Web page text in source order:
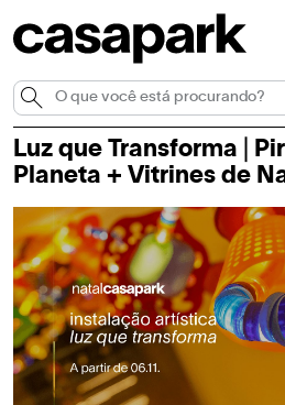
Luz que Transforma |
Planeta + Vitrines de